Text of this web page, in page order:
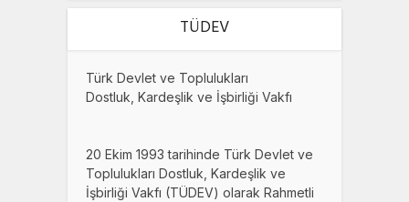
TÜDEV
Türk Devlet ve Toplulukları
Dostluk, Kardeşlik ve İşbirliği Vakfı
20 Ekim 1993 tarihinde Türk Devlet ve
Toplulukları Dostluk, Kardeşlik ve
İşbirliği Vakfı (TÜDEV) olarak Rahmetli